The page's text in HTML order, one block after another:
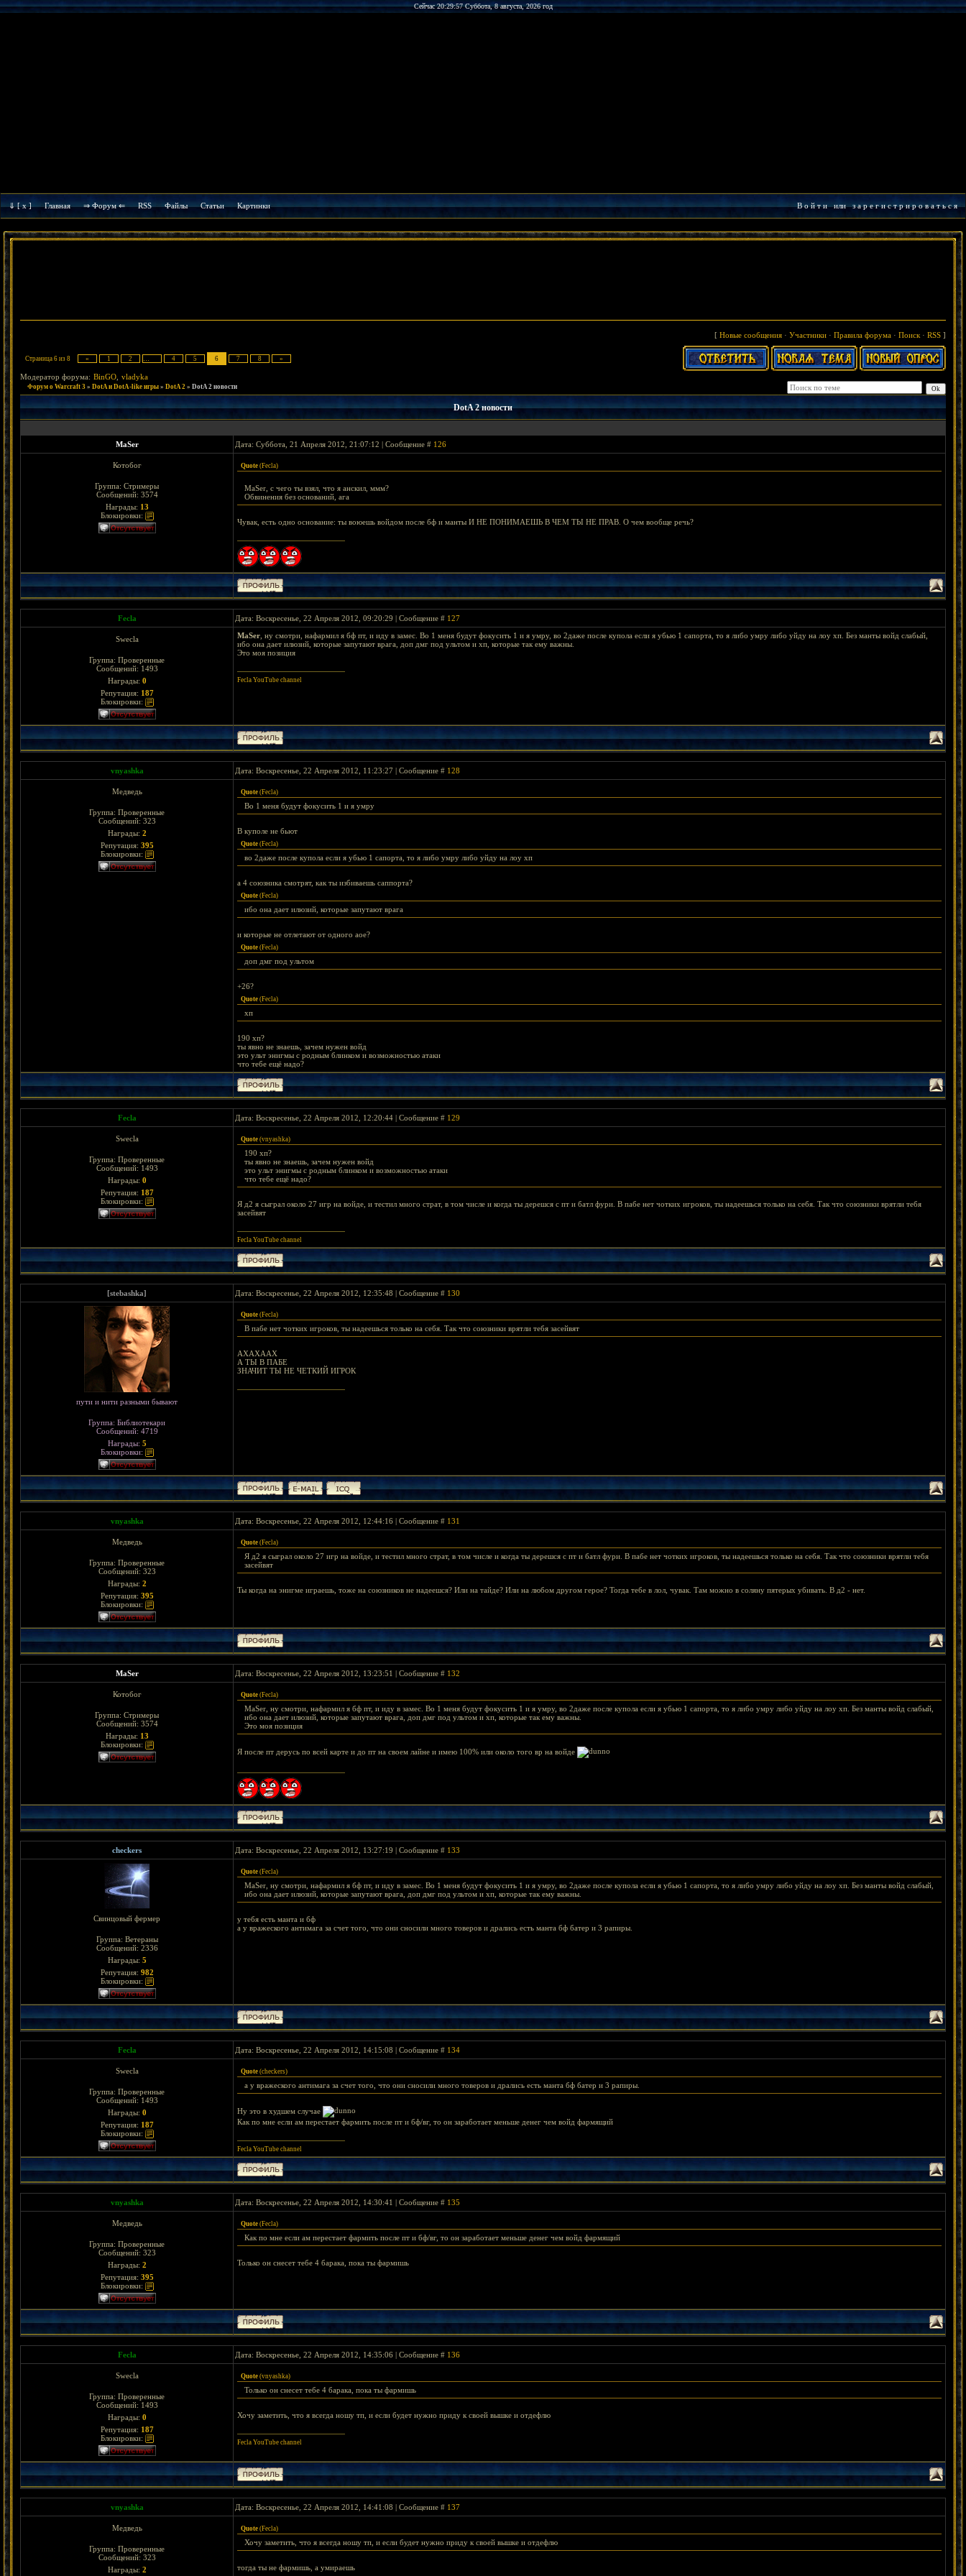
Сейчас 20:29:57 Суббота, 8 августа, 2026 год
⇓ [ x ] Главная ⇒ Форум ⇐ RSS Файлы Cтатьи Картинки В о й т иилиз а р е г и с т р и р о в а т ь с я
[ Новые сообщения · Участники · Правила форума · Поиск · RSS ]
Страница 6 из 8 « 1 2 … 4 5 6 7 8 »
Модератор форума: BinGO vladyka
Форум о Warcraft 3 » DotA и DotA-like игры » DotA 2 » DotA 2 новости
DotA 2 новости
MaSer Дата: Суббота, 21 Апреля 2012, 21:07:12 | Сообщение # 126
Котобог
Группа: Стримеры
Сообщений: 3574
Награды: 13
Блокировки:
Quote (Fecla)
MaSer, с чего ты взял, что я анскил, ммм?
Обвинения без оснований, ага
Чувак, есть одно основание: ты воюешь войдом после бф и манты И НЕ ПОНИМАЕШЬ В ЧЕМ ТЫ НЕ ПРАВ. О чем вообще речь?
Fecla Дата: Воскресенье, 22 Апреля 2012, 09:20:29 | Сообщение # 127
Swecla
Группа: Проверенные
Сообщений: 1493
Награды: 0
Репутация: 187
Блокировки:
MaSer , ну смотри, нафармил я бф пт, и иду в замес. Во 1 меня будут фокусить 1 и я умру, во 2даже после купола если я убью 1 сапорта, то я либо умру либо уйду на лоу хп. Без манты войд слабый,
ибо она дает илюзий, которые запутают врага, доп дмг под ультом и хп, которые так ему важны.
Это моя позиция
Fecla YouTube channel
vnyashka Дата: Воскресенье, 22 Апреля 2012, 11:23:27 | Сообщение # 128
Медведь
Группа: Проверенные
Сообщений: 323
Награды: 2
Репутация: 395
Блокировки:
Quote (Fecla)
Во 1 меня будут фокусить 1 и я умру
В куполе не бьют
Quote (Fecla)
во 2даже после купола если я убью 1 сапорта, то я либо умру либо уйду на лоу хп
а 4 союзника смотрят, как ты избиваешь саппорта?
Quote (Fecla)
ибо она дает илюзий, которые запутают врага
и которые не отлетают от одного аое?
Quote (Fecla)
доп дмг под ультом
+26?
Quote (Fecla)
хп
190 хп?
ты явно не знаешь, зачем нужен войд
это ульт энигмы с родным блинком и возможностью атаки
что тебе ещё надо?
Fecla Дата: Воскресенье, 22 Апреля 2012, 12:20:44 | Сообщение # 129
Swecla
Группа: Проверенные
Сообщений: 1493
Награды: 0
Репутация: 187
Блокировки:
Quote (vnyashka)
190 хп?
ты явно не знаешь, зачем нужен войд
это ульт энигмы с родным блинком и возможностью атаки
что тебе ещё надо?
Я д2 я сыграл около 27 игр на войде, и тестил много страт, в том числе и когда ты дерешся с пт и батл фури. В пабе нет чотких игроков, ты надеешься только на себя. Так что союзники врятли тебя
засейвят
Fecla YouTube channel
[stebashka] Дата: Воскресенье, 22 Апреля 2012, 12:35:48 | Сообщение # 130
пути и нити разными бывают
Группа: Библиотекари
Сообщений: 4719
Награды: 5
Блокировки:
Quote (Fecla)
В пабе нет чотких игроков, ты надеешься только на себя. Так что союзники врятли тебя засейвят
АХАХААХ
А ТЫ В ПАБЕ
ЗНАЧИТ ТЫ НЕ ЧЕТКИЙ ИГРОК
vnyashka Дата: Воскресенье, 22 Апреля 2012, 12:44:16 | Сообщение # 131
Медведь
Группа: Проверенные
Сообщений: 323
Награды: 2
Репутация: 395
Блокировки:
Quote (Fecla)
Я д2 я сыграл около 27 игр на войде, и тестил много страт, в том числе и когда ты дерешся с пт и батл фури. В пабе нет чотких игроков, ты надеешься только на себя. Так что союзники врятли тебя
засейвят
Ты когда на энигме играешь, тоже на союзников не надеешся? Или на тайде? Или на любом другом герое? Тогда тебе в лол, чувак. Там можно в соляну пятерых убивать. В д2 - нет.
MaSer Дата: Воскресенье, 22 Апреля 2012, 13:23:51 | Сообщение # 132
Котобог
Группа: Стримеры
Сообщений: 3574
Награды: 13
Блокировки:
Quote (Fecla)
MaSer, ну смотри, нафармил я бф пт, и иду в замес. Во 1 меня будут фокусить 1 и я умру, во 2даже после купола если я убью 1 сапорта, то я либо умру либо уйду на лоу хп. Без манты войд слабый,
ибо она дает илюзий, которые запутают врага, доп дмг под ультом и хп, которые так ему важны.
Это моя позиция
Я после пт дерусь по всей карте и до пт на своем лайне и имею 100% или около того вр на войде
checkers Дата: Воскресенье, 22 Апреля 2012, 13:27:19 | Сообщение # 133
Свинцовый фермер
Группа: Ветераны
Сообщений: 2336
Награды: 5
Репутация: 982
Блокировки:
Quote (Fecla)
MaSer, ну смотри, нафармил я бф пт, и иду в замес. Во 1 меня будут фокусить 1 и я умру, во 2даже после купола если я убью 1 сапорта, то я либо умру либо уйду на лоу хп. Без манты войд слабый,
ибо она дает илюзий, которые запутают врага, доп дмг под ультом и хп, которые так ему важны.
у тебя есть манта и бф
а у вражеского антимага за счет того, что они сносили много товеров и дрались есть манта бф батер и 3 рапиры.
Fecla Дата: Воскресенье, 22 Апреля 2012, 14:15:08 | Сообщение # 134
Swecla
Группа: Проверенные
Сообщений: 1493
Награды: 0
Репутация: 187
Блокировки:
Quote (checkers)
а у вражеского антимага за счет того, что они сносили много товеров и дрались есть манта бф батер и 3 рапиры.
Ну это в худшем случае
Как по мне если ам перестает фармить после пт и бф/вг, то он заработает меньше денег чем войд фармящий
Fecla YouTube channel
vnyashka Дата: Воскресенье, 22 Апреля 2012, 14:30:41 | Сообщение # 135
Медведь
Группа: Проверенные
Сообщений: 323
Награды: 2
Репутация: 395
Блокировки:
Quote (Fecla)
Как по мне если ам перестает фармить после пт и бф/вг, то он заработает меньше денег чем войд фармящий
Только он снесет тебе 4 барака, пока ты фармишь
Fecla Дата: Воскресенье, 22 Апреля 2012, 14:35:06 | Сообщение # 136
Swecla
Группа: Проверенные
Сообщений: 1493
Награды: 0
Репутация: 187
Блокировки:
Quote (vnyashka)
Только он снесет тебе 4 барака, пока ты фармишь
Хочу заметить, что я всегда ношу тп, и если будет нужно приду к своей вышке и отдефлю
Fecla YouTube channel
vnyashka Дата: Воскресенье, 22 Апреля 2012, 14:41:08 | Сообщение # 137
Медведь
Группа: Проверенные
Сообщений: 323
Награды: 2
Quote (Fecla)
Хочу заметить, что я всегда ношу тп, и если будет нужно приду к своей вышке и отдефлю
тогда ты не фармишь, а умираешь